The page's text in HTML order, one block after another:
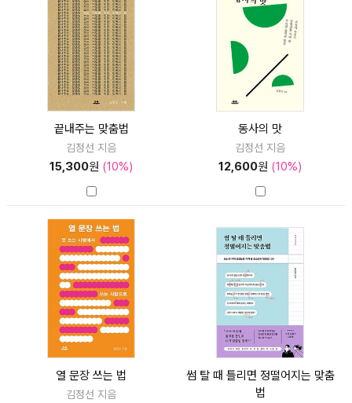
끝내주는 맞춤법
김정선 지음
15,300원 (10%)
동사의 맛
김정선 지음
12,600원 (10%)
열 문장 쓰는 법
김정선 지음
썸 탈 때 틀리면 정떨어지는 맞춤
법